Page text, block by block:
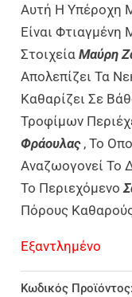
Αυτή Η Υπέροχη
Είναι
ΣτοιχείαΜαύρη
Απολεπίζει Τα
Καθαρίζει Σε
Τροφίμων
Φράουλας , Το
Αναζωογονεί Το
Το Περιεχόμενο
Πόρους
Εξαντλημένο
Κωδικός